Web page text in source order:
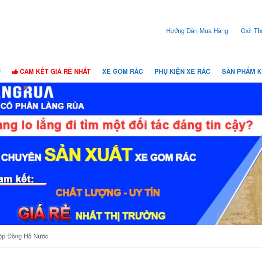
Hướng Dẫn Mua Hàng Giới
CAM KẾT GIÁ RẺ NHẤT XE GOM RÁC PHỤ KIỆN XE RÁC SẢN PHẨM
Đồng Hồ Nước